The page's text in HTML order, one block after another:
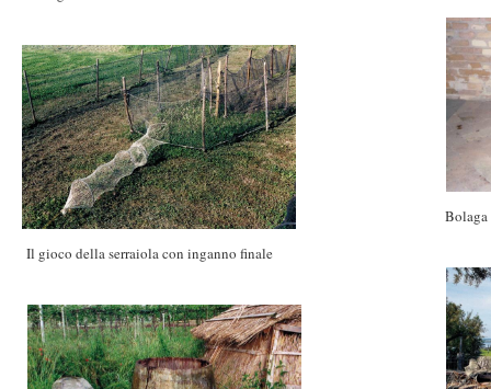
Il gioco della serraiola con inganno finale